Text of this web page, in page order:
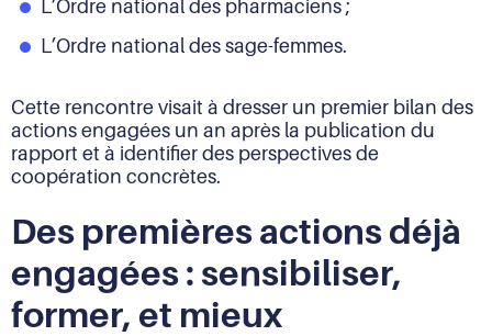
L’Ordre national des pharmaciens ;
L’Ordre national des sage-femmes.
Cette rencontre visait à dresser un premier bilan des
actions engagées un an après la publication du
rapport et à identifier des perspectives de
coopération concrètes.
Des premières actions déjà
engagées : sensibiliser,
former, et mieux